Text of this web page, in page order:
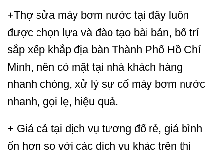
+Thợ sửa máy bơm nước tại đây luôn
được chọn lựa và đào tạo bài bản, bố trí
sắp xếp khắp địa bàn Thành Phố Hồ Chí
Minh, nên có mặt tại nhà khách hàng
nhanh chóng, xử lý sự cố máy bơm nước
nhanh, gọi lẹ, hiệu quả.
+ Giá cả tại dịch vụ tương đố rẻ, giá bình
ổn hơn so với các dịch vụ khác trên thị